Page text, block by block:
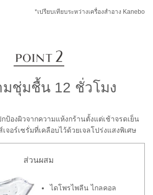
*เปรียบเทียบระหว่างเครื่องสำอาง Kanebo
มชุ่มชื้น 12 ชั่วโมง
องผิวจากความแห้งกร้านตั้งแต่เช้าจรดเย็น
จอร์เซรั่มที่เคลือบไว้ด้วยเจลโปร่งแสงพิเศษ
ส่วนผสม
ไดโพรไพลีน ไกลคอล